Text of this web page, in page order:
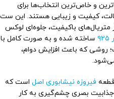
زیباترین و خاص‌ترین انتخاب‌ها برای
کیفیت و زیبایی هستند. این ست
متریال‌های باکیفیت، جلوه‌ای لوکس
ساخته شده و به صورت کامل با
روشی که باعث افزایش دوام،
فیروزه نیشابوری اصل است که
بصری چشم‌گیری به کار